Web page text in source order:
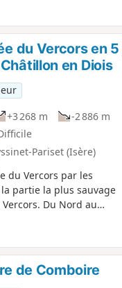
du Vercors en
en Diois
+3 268 m
-2 886 m
Pariset (Isère)
du Vercors par les
partie la plus sauvage
Du Nord au
grandioses.
ou dans les
bordent le GR® sont
de Comboire